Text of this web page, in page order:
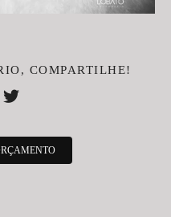
COMPARTILHE!